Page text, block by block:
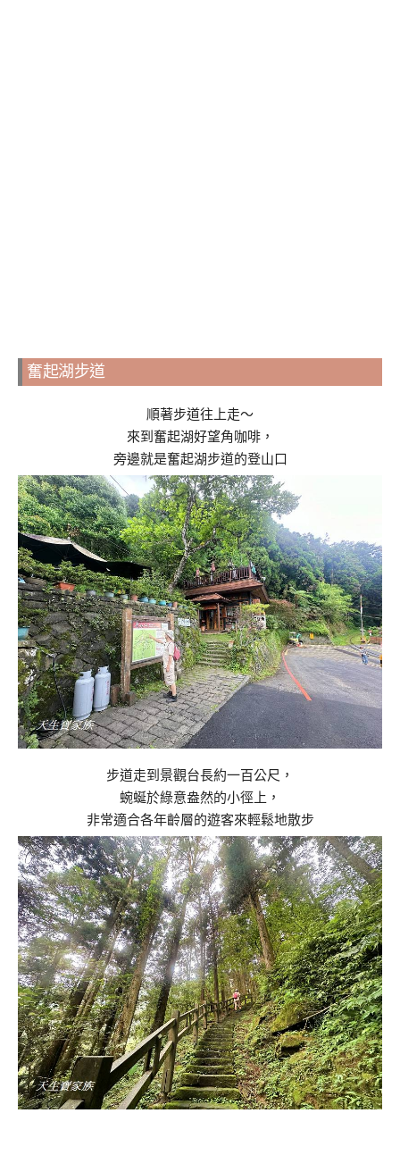
奮起湖步道
順著步道往上走～
來到奮起湖好望角咖啡，
旁邊就是奮起湖步道的登山口
步道走到景觀台長約一百公尺，
蜿蜒於綠意盎然的小徑上，
非常適合各年齡層的遊客來輕鬆地散步